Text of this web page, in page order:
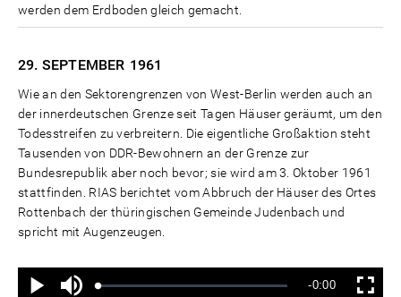
werden dem Erdboden gleich gemacht.
29. SEPTEMBER 1961
Wie an den Sektorengrenzen von West-Berlin werden auch an
der innerdeutschen Grenze seit Tagen Häuser geräumt, um den
Todesstreifen zu verbreitern. Die eigentliche Großaktion steht
Tausenden von DDR-Bewohnern an der Grenze zur
Bundesrepublik aber noch bevor; sie wird am 3. Oktober 1961
stattfinden. RIAS berichtet vom Abbruch der Häuser des Ortes
Rottenbach der thüringischen Gemeinde Judenbach und
spricht mit Augenzeugen.
Wiedergabe
Ton
aus
Geladen:
Status:
Verbleibende
-0:00 Vollbild